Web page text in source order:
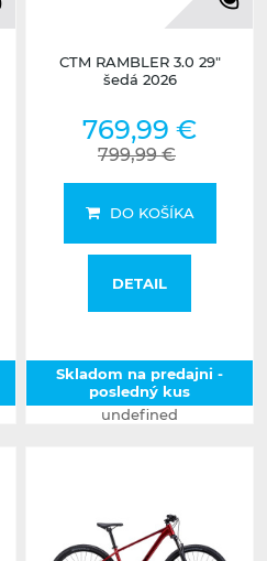
CTM RAMBLER 3.0 29"
šedá 2026
769,99 €
799,99 €
DO KOŠÍKA
DETAIL
Skladom na predajni -
posledný kus
undefined